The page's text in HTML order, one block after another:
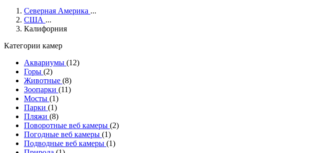
Северная Америка ...
США ...
Калифорния
Категории камер
Аквариумы (12)
Горы (2)
Животные (8)
Зоопарки (11)
Мосты (1)
Парки (1)
Пляжи (8)
Поворотные веб камеры (2)
Погодные веб камеры (1)
Подводные веб камеры (1)